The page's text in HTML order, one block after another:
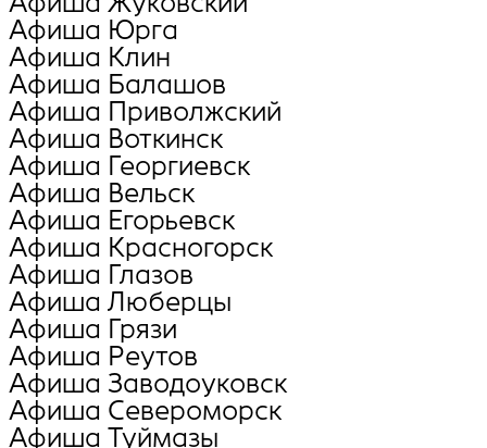
Афиша Юрга
Афиша Клин
Афиша Балашов
Афиша Приволжский
Афиша Воткинск
Афиша Георгиевск
Афиша Вельск
Афиша Егорьевск
Афиша Красногорск
Афиша Глазов
Афиша Люберцы
Афиша Грязи
Афиша Реутов
Афиша Заводоуковск
Афиша Североморск
Афиша Туймазы